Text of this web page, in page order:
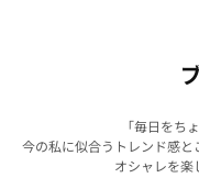
「毎日をち
今の私に似合うトレンド感
オシャレを楽